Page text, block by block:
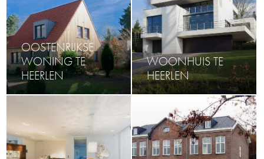
OOSTENRIJKSE
WONING TE
HEERLEN
WOONHUIS TE
HEERLEN